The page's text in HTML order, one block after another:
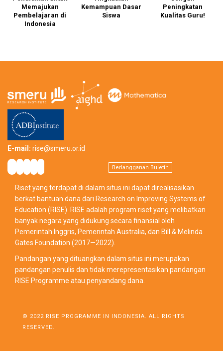
Memajukan
Pembelajaran di
Indonesia
Kemampuan Dasar
Siswa
Peningkatan
Kualitas Guru!
E-mail: rise@smeru.or.id
Berlangganan Buletin
Riset yang terdapat di dalam situs ini dapat direalisasikan
berkat bantuan dana dari Research on Improving Systems of
Education (RISE). RISE adalah program riset yang melibatkan
banyak negara yang didukung secara finansial oleh
Pemerintah Inggris, Pemerintah Australia, dan Bill & Melinda
Gates Foundation (2017—2022).
Pandangan yang dituangkan dalam situs ini merupakan
pandangan penulis dan tidak merepresentasikan pandangan
RISE Programme atau penyandang dana.
© 2022 RISE PROGRAMME IN INDONESIA. ALL RIGHTS
RESERVED.